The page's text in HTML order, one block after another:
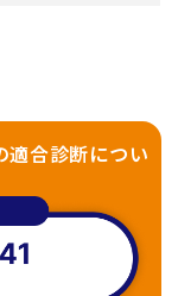
適合診断につい